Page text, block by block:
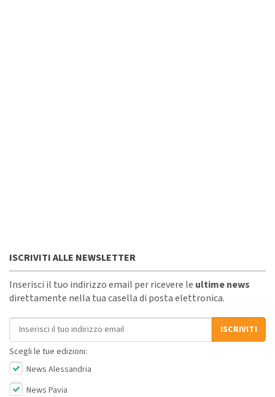
ISCRIVITI ALLE NEWSLETTER
Inserisci il tuo indirizzo email per ricevere le ultime news
direttamente nella tua casella di posta elettronica.
Indirizzo email
ISCRIVITI
Scegli le tue edizioni:
News Alessandria
News Pavia